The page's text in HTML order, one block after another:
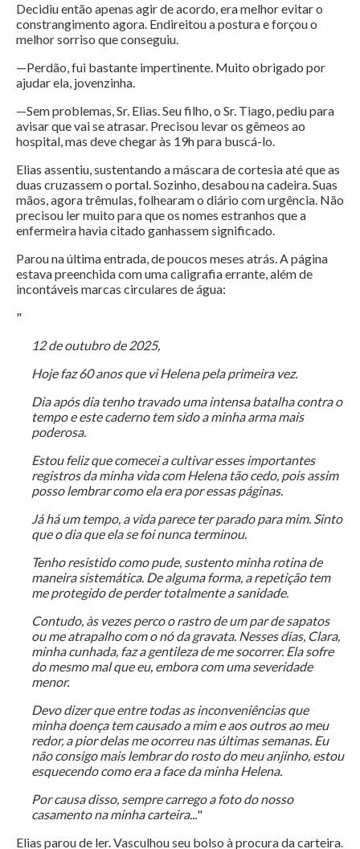
Decidiu então apenas agir de acordo, era melhor evitar o
constrangimento agora. Endireitou a postura e forçou o
melhor sorriso que conseguiu.
—Perdão, fui bastante impertinente. Muito obrigado por
ajudar ela, jovenzinha.
—Sem problemas, Sr. Elias. Seu filho, o Sr. Tiago, pediu para
avisar que vai se atrasar. Precisou levar os gêmeos ao
hospital, mas deve chegar às 19h para buscá-lo.
Elias assentiu, sustentando a máscara de cortesia até que as
duas cruzassem o portal. Sozinho, desabou na cadeira. Suas
mãos, agora trêmulas, folhearam o diário com urgência. Não
precisou ler muito para que os nomes estranhos que a
enfermeira havia citado ganhassem significado.
Parou na última entrada, de poucos meses atrás. A página
estava preenchida com uma caligrafia errante, além de
incontáveis marcas circulares de água:
"
12 de outubro de 2025,
Hoje faz 60 anos que vi Helena pela primeira vez.
Dia após dia tenho travado uma intensa batalha contra o
tempo e este caderno tem sido a minha arma mais
poderosa.
Estou feliz que comecei a cultivar esses importantes
registros da minha vida com Helena tão cedo, pois assim
posso lembrar como ela era por essas páginas.
Já há um tempo, a vida parece ter parado para mim. Sinto
que o dia que ela se foi nunca terminou.
Tenho resistido como pude, sustento minha rotina de
maneira sistemática. De alguma forma, a repetição tem
me protegido de perder totalmente a sanidade.
Contudo, às vezes perco o rastro de um par de sapatos
ou me atrapalho com o nó da gravata. Nesses dias, Clara,
minha cunhada, faz a gentileza de me socorrer. Ela sofre
do mesmo mal que eu, embora com uma severidade
menor.
Devo dizer que entre todas as inconveniências que
minha doença tem causado a mim e aos outros ao meu
redor, a pior delas me ocorreu nas últimas semanas. Eu
não consigo mais lembrar do rosto do meu anjinho, estou
esquecendo como era a face da minha Helena.
Por causa disso, sempre carrego a foto do nosso
casamento na minha carteira..."
Elias parou de ler. Vasculhou seu bolso à procura da carteira.